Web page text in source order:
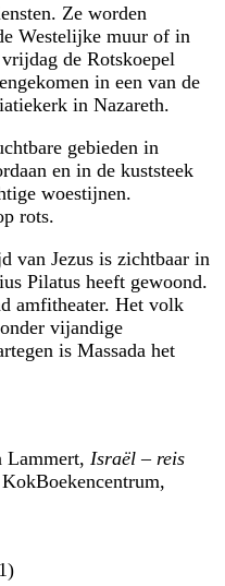
Ze worden
Westelijke muur of in
de Rotskoepel
in een van de
in Nazareth.
gebieden in
en in de kuststeek
woestijnen.
rots.
van Jezus is zichtbaar in
Pilatus heeft gewoond.
amfitheater. Het volk
vijandige
is Massada het
Lammert, Israël – reis